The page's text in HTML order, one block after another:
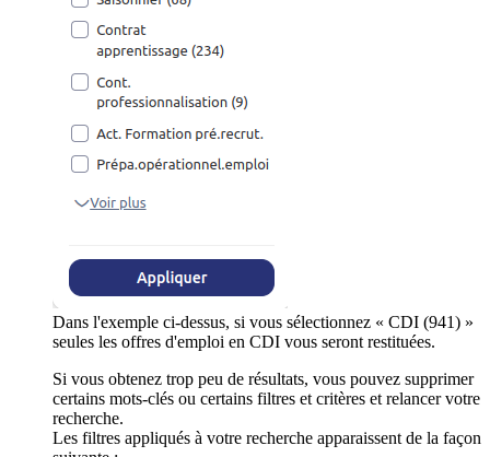
Dans l'exemple ci-dessus, si vous sélectionnez « CDI (941) »
seules les offres d'emploi en CDI vous seront restituées.
Si vous obtenez trop peu de résultats, vous pouvez supprimer
certains mots-clés ou certains filtres et critères et relancer votre
recherche.
Les filtres appliqués à votre recherche apparaissent de la façon